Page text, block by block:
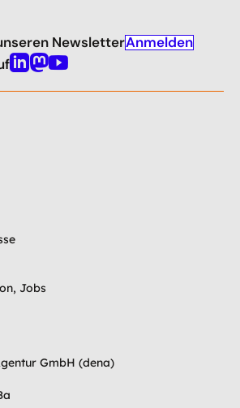
NewsletterAnmelden
Linkedin
Mastodon
Youtube
Jobs
GmbH (dena)